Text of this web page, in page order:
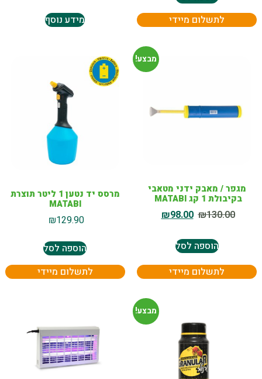
לתשלום מיידי
מידע נוסף
מבצע!
מגפר / מאבק ידני מטאבי
בקיבולת 1 קג MATABI
₪130.00
₪98.00
הוספה לסל
לתשלום מיידי
מרסס יד נטען 1 ליטר תוצרת
MATABI
₪129.90
הוספה לסל
לתשלום מיידי
מבצע!